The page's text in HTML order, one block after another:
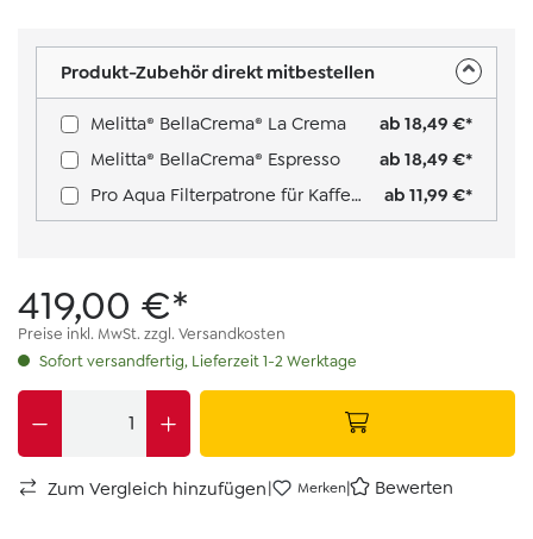
Produkt-Zubehör direkt mitbestellen
Melitta® BellaCrema® La Crema
ab 18,49 €*
Melitta® BellaCrema® Espresso
ab 18,49 €*
Pro Aqua Filterpatrone für Kaffeevollautomaten
ab 11,99 €*
419,00 €*
Preise inkl. MwSt. zzgl. Versandkosten
Sofort versandfertig, Lieferzeit 1-2 Werktage
Zum Vergleich hinzufügen| Merken| Bewerten